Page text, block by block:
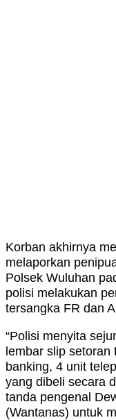
Korban akhirnya
melaporkan
Polsek Wuluhan
polisi melakukan
tersangka FR dan
“Polisi menyita
lembar slip setoran
banking, 4 unit
yang dibeli secara
tanda pengenal
(Wantanas) untuk